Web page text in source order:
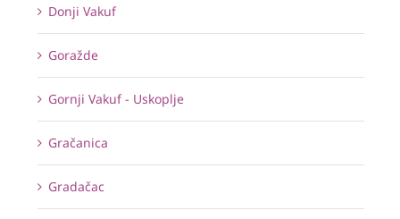
Donji Vakuf
Goražde
Gornji Vakuf - Uskoplje
Gračanica
Gradačac